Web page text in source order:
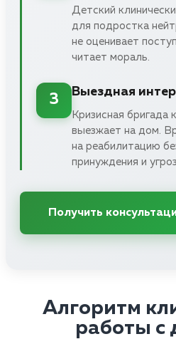
Детский
для подростка
не оценивает
читает мораль.
3
Выездная
Кризисная бригада
выезжает на дом.
на реабилитацию
принуждения и угроз.
Получить
Алгоритм
работы с